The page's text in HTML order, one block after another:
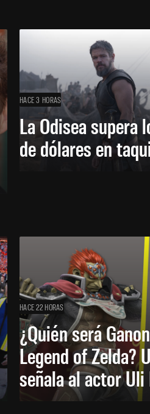
HACE 3 HORAS
La Odisea supera
de dólares en
HACE 22 HORAS
¿Quién será
Legend of Zelda?
señala al actor